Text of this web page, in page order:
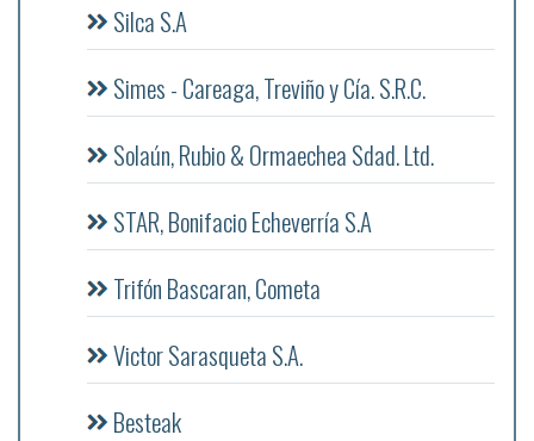
Silca S.A
Simes - Careaga, Treviño y Cía. S.R.C.
Solaún, Rubio & Ormaechea Sdad. Ltd.
STAR, Bonifacio Echeverría S.A
Trifón Bascaran, Cometa
Victor Sarasqueta S.A.
Besteak